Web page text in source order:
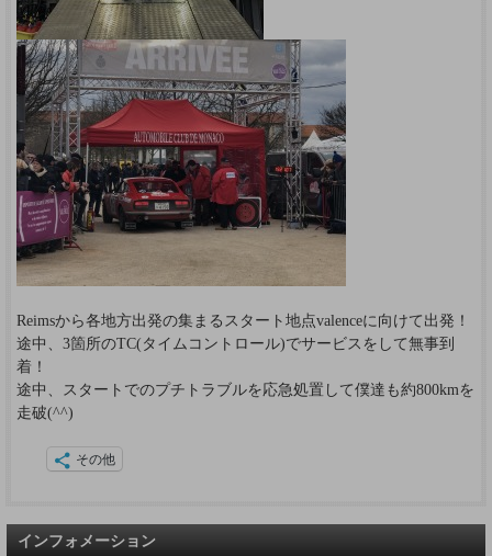
Reimsから各地方出発の集まるスタート地点valenceに向けて出発！
途中、3箇所のTC(タイムコントロール)でサービスをして無事到
着！
途中、スタートでのプチトラブルを応急処置して僕達も約800kmを
走破(^^)
その他
インフォメーション